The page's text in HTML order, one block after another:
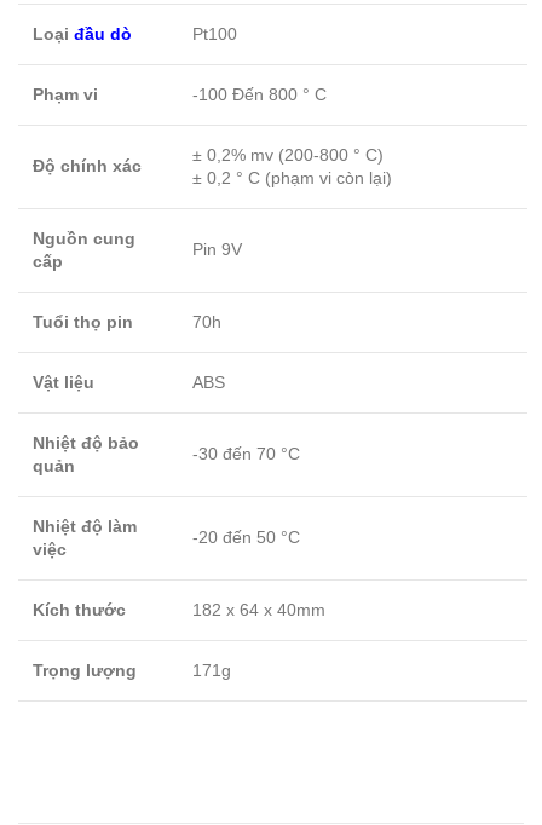
Loại đầu dò Pt100
Phạm vi -100 Đến 800 ° C
Độ chính xác
± 0,2% mv (200-800 ° C)
± 0,2 ° C (phạm vi còn lại)
Nguồn cung
cấp
Pin 9V
Tuổi thọ pin 70h
Vật liệu ABS
Nhiệt độ bảo
quản
-30 đến 70 °C
Nhiệt độ làm
việc
-20 đến 50 °C
Kích thước 182 x 64 x 40mm
Trọng lượng 171g